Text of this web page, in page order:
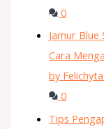
0
Jamur Blue
Cara
by Felichyta
0
Tips